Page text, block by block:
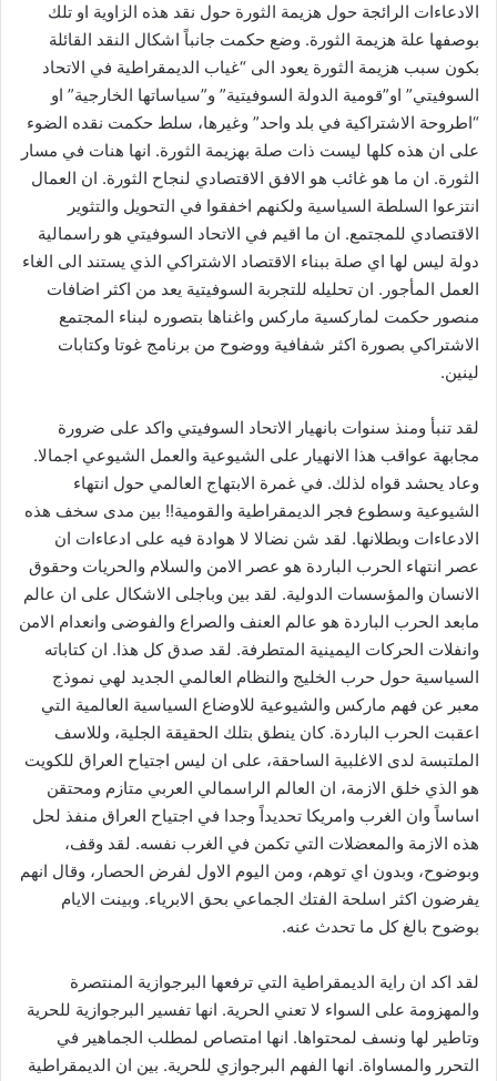
الادعاءات الرائجة حول هزيمة الثورة حول نقد هذه الزاوية او تلك
بوصفها علة هزيمة الثورة. وضع حكمت جانباً اشكال النقد القائلة
بكون سبب هزيمة الثورة يعود الى “غياب الديمقراطية في الاتحاد
السوفيتي” او”قومية الدولة السوفيتية” و”سياساتها الخارجية” او
“اطروحة الاشتراكية في بلد واحد” وغيرها، سلط حكمت نقده الضوء
على ان هذه كلها ليست ذات صلة بهزيمة الثورة. انها هنات في مسار
الثورة. ان ما هو غائب هو الافق الاقتصادي لنجاح الثورة. ان العمال
انتزعوا السلطة السياسية ولكنهم اخفقوا في التحويل والتثوير
الاقتصادي للمجتمع. ان ما اقيم في الاتحاد السوفيتي هو راسمالية
دولة ليس لها اي صلة ببناء الاقتصاد الاشتراكي الذي يستند الى الغاء
العمل المأجور. ان تحليله للتجربة السوفيتية يعد من اكثر اضافات
منصور حكمت لماركسية ماركس واغناها بتصوره لبناء المجتمع
الاشتراكي بصورة اكثر شفافية ووضوح من برنامج غوتا وكتابات
لينين.
لقد تنبأ ومنذ سنوات بانهيار الاتحاد السوفيتي واكد على ضرورة
مجابهة عواقب هذا الانهيار على الشيوعية والعمل الشيوعي اجمالا.
وعاد يحشد قواه لذلك. في غمرة الابتهاج العالمي حول انتهاء
الشيوعية وسطوع فجر الديمقراطية والقومية!! بين مدى سخف هذه
الادعاءات وبطلانها. لقد شن نضالا لا هوادة فيه على ادعاءات ان
عصر انتهاء الحرب الباردة هو عصر الامن والسلام والحريات وحقوق
الانسان والمؤسسات الدولية. لقد بين وباجلى الاشكال على ان عالم
مابعد الحرب الباردة هو عالم العنف والصراع والفوضى وانعدام الامن
وانفلات الحركات اليمينية المتطرفة. لقد صدق كل هذا. ان كتاباته
السياسية حول حرب الخليج والنظام العالمي الجديد لهي نموذج
معبر عن فهم ماركس والشيوعية للاوضاع السياسية العالمية التي
اعقبت الحرب الباردة. كان ينطق بتلك الحقيقة الجلية، وللاسف
الملتبسة لدى الاغلبية الساحقة، على ان ليس اجتياح العراق للكويت
هو الذي خلق الازمة، ان العالم الراسمالي العربي متازم ومحتقن
اساساً وان الغرب وامريكا تحديداً وجدا في اجتياح العراق منفذ لحل
هذه الازمة والمعضلات التي تكمن في الغرب نفسه. لقد وقف،
وبوضوح، وبدون اي توهم، ومن اليوم الاول لفرض الحصار، وقال انهم
يفرضون اكثر اسلحة الفتك الجماعي بحق الابرياء. وبينت الايام
بوضوح بالغ كل ما تحدث عنه.
لقد اكد ان راية الديمقراطية التي ترفعها البرجوازية المنتصرة
والمهزومة على السواء لا تعني الحرية. انها تفسير البرجوازية للحرية
وتاطير لها ونسف لمحتواها. انها امتصاص لمطلب الجماهير في
التحرر والمساواة. انها الفهم البرجوازي للحرية. بين ان الديمقراطية